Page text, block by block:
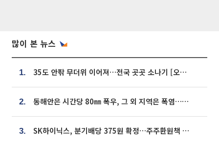
많이 본 뉴스
1. 35도 안팎 무더위 이어져…전국 곳곳 소나기 [오늘 날씨]
2. 동해안은 시간당 80㎜ 폭우, 그 외 지역은 폭염…‘극과 극 날씨’
3. SK하이닉스, 분기배당 375원 확정…주주환원책 9월로 앞당겨 발표